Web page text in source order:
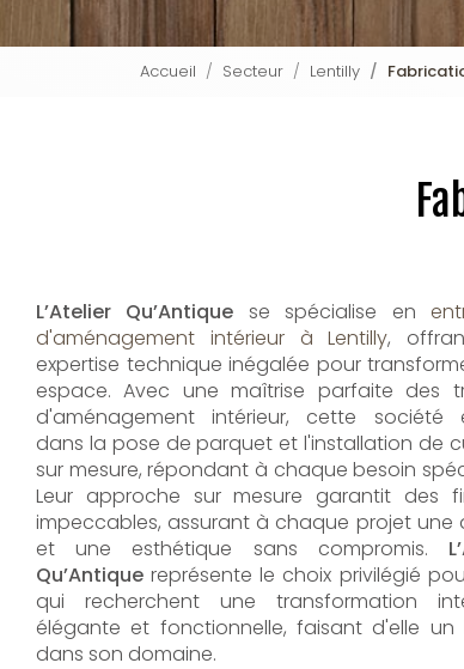
Accueil Secteur Lentilly
L’Atelier Qu’Antique se spécialise en
d'aménagement intérieur à Lentilly,
expertise technique inégalée pour
espace. Avec une maîtrise parfaite des
d'aménagement intérieur, cette société
dans la pose de parquet et l'installation de
sur mesure, répondant à chaque besoin
Leur approche sur mesure garantit des
impeccables, assurant à chaque projet une
et une esthétique sans compromis.
Qu’Antique représente le choix privilégié
qui recherchent une transformation
élégante et fonctionnelle, faisant d'elle un
dans son domaine.